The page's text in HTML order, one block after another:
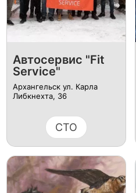
Автосервис "Fit
Service"
Архангельск ул. Карла
Либкнехта, 36
СТО